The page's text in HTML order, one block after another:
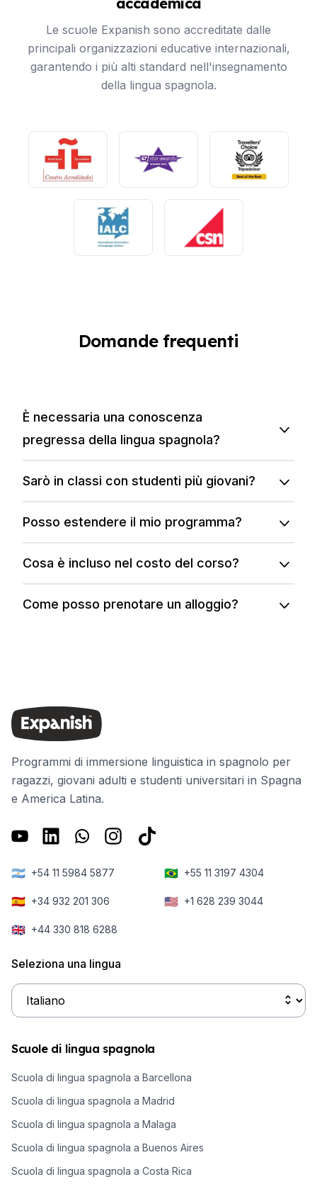
Le scuole Expanish sono accreditate dalle
principali organizzazioni educative internazionali,
garantendo i più alti standard nell'insegnamento
della lingua spagnola.
Domande frequenti
È necessaria una conoscenza
pregressa della lingua spagnola?
Sarò in classi con studenti più giovani?
Posso estendere il mio programma?
Cosa è incluso nel costo del corso?
Come posso prenotare un alloggio?
Programmi di immersione linguistica in spagnolo per
ragazzi, giovani adulti e studenti universitari in Spagna
e America Latina.
🇦🇷 +54 11 5984 5877 🇧🇷 +55 11 3197 4304
🇪🇸 +34 932 201 306 🇺🇸 +1 628 239 3044
🇬🇧 +44 330 818 6288
Seleziona una lingua
Scuole di lingua spagnola
Scuola di lingua spagnola a Barcellona
Scuola di lingua spagnola a Madrid
Scuola di lingua spagnola a Malaga
Scuola di lingua spagnola a Buenos Aires
Scuola di lingua spagnola a Costa Rica